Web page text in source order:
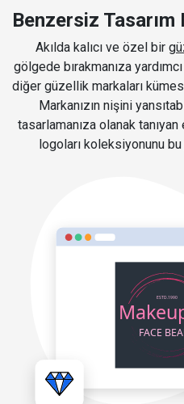
Benzersiz Tasarım
Akılda kalıcı ve özel bir
gölgede bırakmanıza
diğer güzellik markaları
Markanızın nişini
tasarlamanıza olanak
logoları koleksiyonunu